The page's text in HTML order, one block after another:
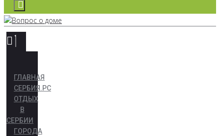
ГЛАВНАЯ
СЕРБИЯ.РС
ОТДЫХ
В
СЕРБИИ
ГОРОДА